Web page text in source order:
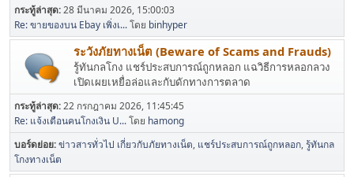
กระทู้ล่าสุด:28 มีนาคม 2026, 15:00:03
Re: ขายของบน Ebay เพิ่งเ...โดย binhyper
ระวังภัยทางเน็ต (Beware of Scams and Frauds)
รู้ทันกลโกง แชร์ประสบการณ์ถูกหลอก แฉวิธีการหลอกลวง
เปิดเผยเหยื่อล่อและกับดักทางการตลาด
กระทู้ล่าสุด:22 กรกฎาคม 2026, 11:45:45
Re: แจ้งเตือนคนโกงเงิน U...โดย hamong
บอร์ดย่อย ข่าวสารทั่วไป เกี่ยวกับภัยทางเน็ต แชร์ประสบการณ์ถูกหลอก รู้ทันกล
โกงทางเน็ต